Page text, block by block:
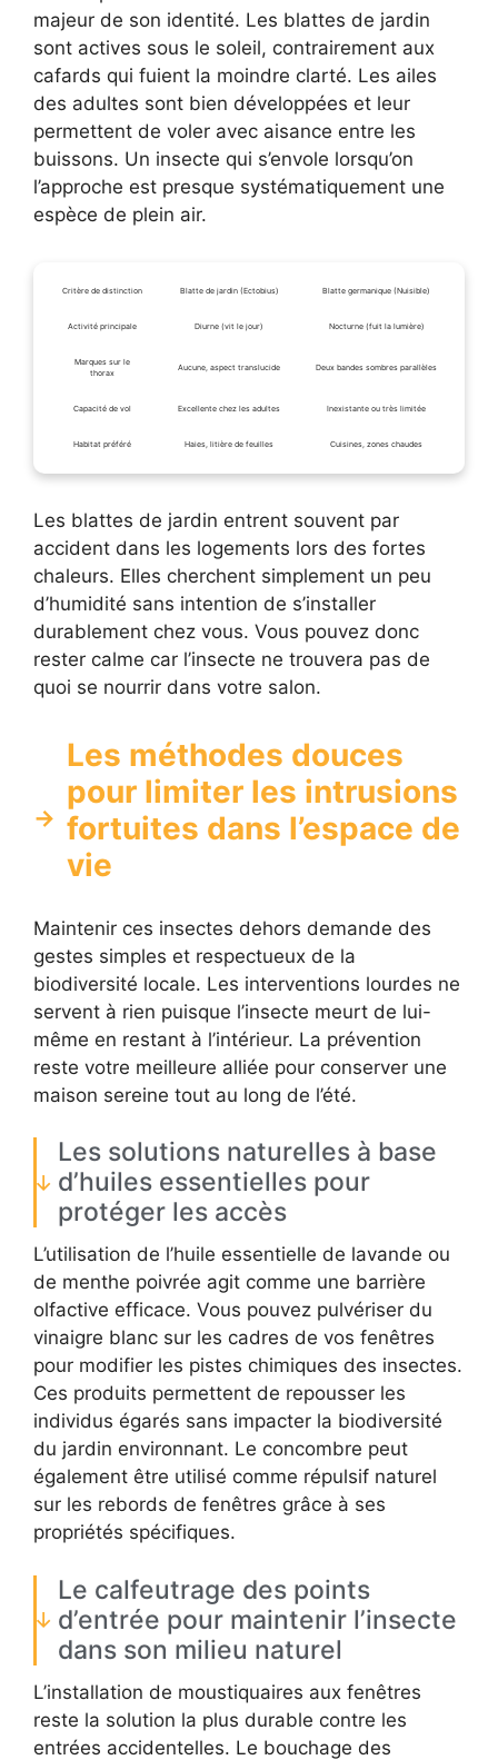
majeur de son identité. Les blattes de jardin
sont actives sous le soleil, contrairement aux
cafards qui fuient la moindre clarté. Les ailes
des adultes sont bien développées et leur
permettent de voler avec aisance entre les
buissons. Un insecte qui s’envole lorsqu’on
l’approche est presque systématiquement une
espèce de plein air.
Critère de distinction Blatte de jardin (Ectobius) Blatte germanique (Nuisible)
Activité principale Diurne (vit le jour) Nocturne (fuit la lumière)
Marques sur le
thorax
Aucune, aspect translucide Deux bandes sombres parallèles
Capacité de vol Excellente chez les adultes Inexistante ou très limitée
Habitat préféré Haies, litière de feuilles Cuisines, zones chaudes
Les blattes de jardin entrent souvent par
accident dans les logements lors des fortes
chaleurs. Elles cherchent simplement un peu
d’humidité sans intention de s’installer
durablement chez vous. Vous pouvez donc
rester calme car l’insecte ne trouvera pas de
quoi se nourrir dans votre salon.
Les méthodes douces
pour limiter les intrusions
fortuites dans l’espace de
vie
Maintenir ces insectes dehors demande des
gestes simples et respectueux de la
biodiversité locale. Les interventions lourdes ne
servent à rien puisque l’insecte meurt de lui-
même en restant à l’intérieur. La prévention
reste votre meilleure alliée pour conserver une
maison sereine tout au long de l’été.
Les solutions naturelles à base
d’huiles essentielles pour
protéger les accès
L’utilisation de l’huile essentielle de lavande ou
de menthe poivrée agit comme une barrière
olfactive efficace. Vous pouvez pulvériser du
vinaigre blanc sur les cadres de vos fenêtres
pour modifier les pistes chimiques des insectes.
Ces produits permettent de repousser les
individus égarés sans impacter la biodiversité
du jardin environnant. Le concombre peut
également être utilisé comme répulsif naturel
sur les rebords de fenêtres grâce à ses
propriétés spécifiques.
Le calfeutrage des points
d’entrée pour maintenir l’insecte
dans son milieu naturel
L’installation de moustiquaires aux fenêtres
reste la solution la plus durable contre les
entrées accidentelles. Le bouchage des